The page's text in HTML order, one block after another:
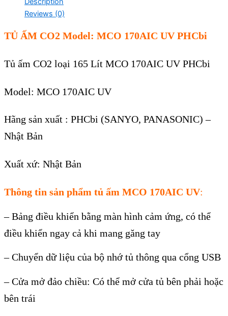
Reviews (0)
TỦ ẤM CO2 Model: MCO 170AIC UV PHCbi
Tủ ấm CO2 loại 165 Lít MCO 170AIC UV PHCbi
Model: MCO 170AIC UV
Hãng sản xuất : PHCbi (SANYO, PANASONIC) –
Nhật Bản
Xuất xứ: Nhật Bản
Thông tin sản phẩm tủ ấm MCO 170AIC UV:
– Bảng điều khiển bằng màn hình cảm ứng, có thể
điều khiển ngay cả khi mang găng tay
– Chuyển dữ liệu của bộ nhớ tủ thông qua cổng USB
– Cửa mở đảo chiều: Có thể mở cửa tủ bên phải hoặc
bên trái